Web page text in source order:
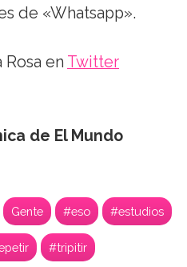
de «Whatsapp».
Rosa en Twitter
de El Mundo
Gente #eso #estudios
#tripitir